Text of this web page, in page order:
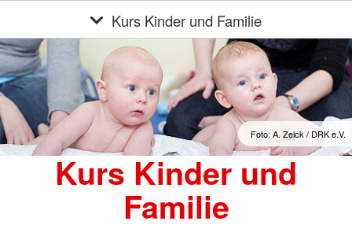
Kurs Kinder und Familie
Foto: A. Zelck / DRK e.V.
Kurs Kinder und
Familie